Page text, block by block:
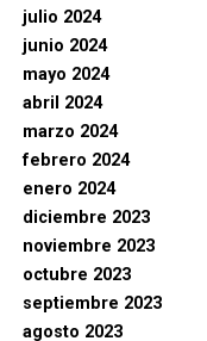
julio 2024
junio 2024
mayo 2024
abril 2024
marzo 2024
febrero 2024
enero 2024
diciembre 2023
noviembre 2023
octubre 2023
septiembre 2023
agosto 2023